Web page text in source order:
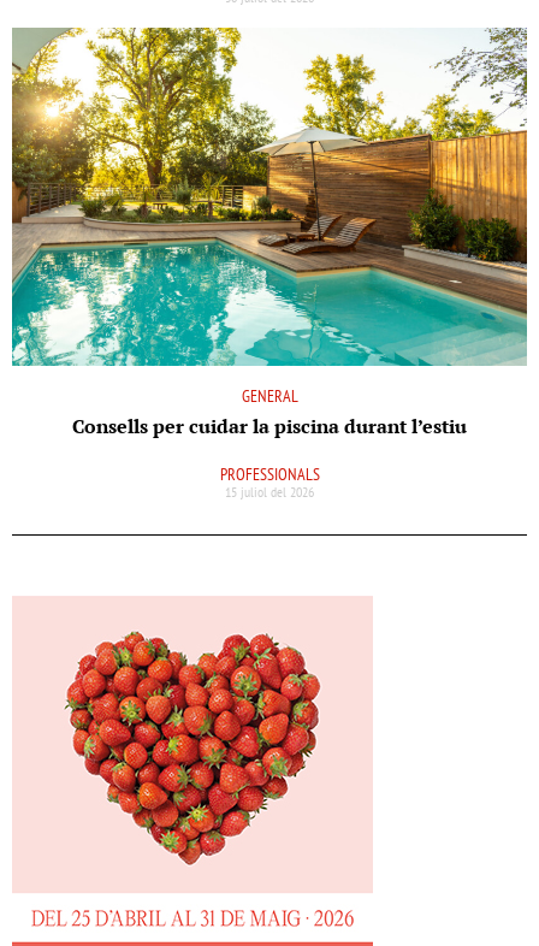
GENERAL
Consells per cuidar la piscina durant l’estiu
PROFESSIONALS
15 juliol del 2026